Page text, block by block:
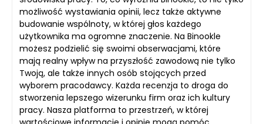
możliwość wystawiania opinii, lecz także aktywne
budowanie wspólnoty, w której głos każdego
użytkownika ma ogromne znaczenie. Na Binookle
możesz podzielić się swoimi obserwacjami, które
mają realny wpływ na przyszłość zawodową nie tylko
Twoją, ale także innych osób stojących przed
wyborem pracodawcy. Każda recenzja to droga do
stworzenia lepszego wizerunku firm oraz ich kultury
pracy. Nasza platforma to przestrzeń, w której